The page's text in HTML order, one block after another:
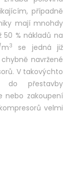
případně
mají mnohdy
% nákladů na
3
se jedná již
navržené
V takovýchto
do přestavby
nebo zakoupení
velmi